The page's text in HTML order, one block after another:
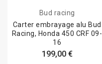
Bud racing
Carter embrayage alu Bud
Racing, Honda 450 CRF 09-
16
199,00 €